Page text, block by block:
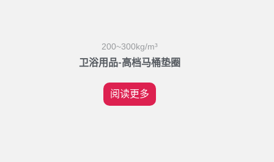
200~300kg/m³
卫浴用品-高档马桶垫圈
阅读更多